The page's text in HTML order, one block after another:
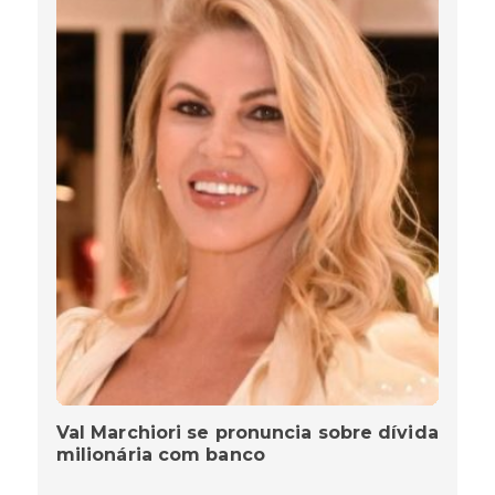
Val Marchiori se pronuncia sobre dívida
milionária com banco